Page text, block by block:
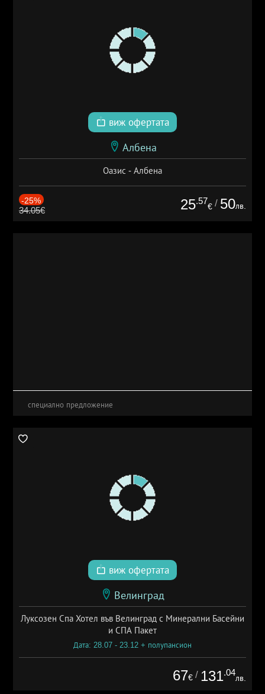
виж офертата
Албена
Оазис - Албена
-25%
34.05€ 25.57
€ / 50лв.
специално предложение
виж офертата
Велинград
Луксозен Спа Хотел във Велинград с Минерални Басейни
и СПА Пакет
Дата: 28.07 - 23.12 + полупансион
67€ / 131.04
лв.